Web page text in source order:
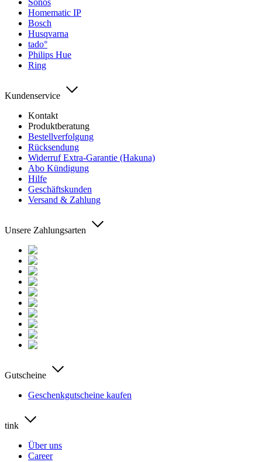
Homematic IP
Bosch
Husqvarna
tado°
Philips Hue
Ring
Kundenservice
Kontakt
Produktberatung
Bestellverfolgung
Rücksendung
Widerruf Extra-Garantie (Hakuna)
Abo Kündigung
Hilfe
Geschäftskunden
Versand & Zahlung
Unsere Zahlungsarten
Gutscheine
Geschenkgutscheine kaufen
tink
Über uns
Career